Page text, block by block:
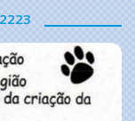
2223